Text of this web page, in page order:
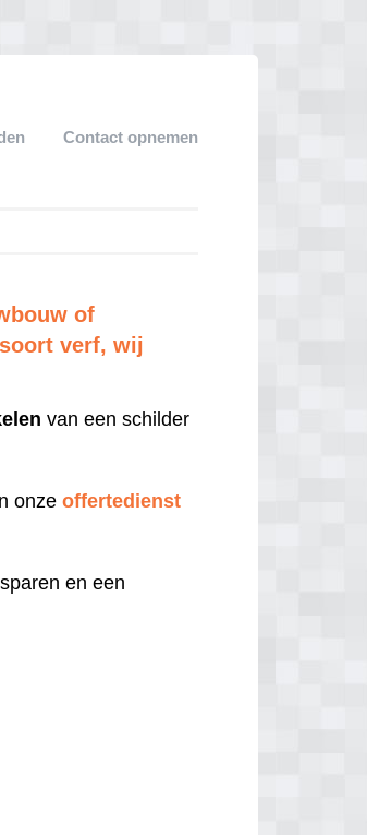
Contact opnemen
of
verf, wij
van een schilder
onzeoffertedienst
en een